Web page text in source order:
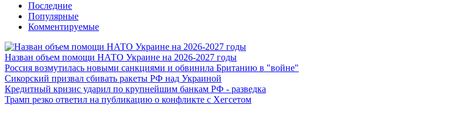
Последние
Популярные
Комментируемые
Назван объем помощи НАТО Украине на 2026-2027 годы
Россия возмутилась новыми санкциями и обвинила Британию в "войне"
Сикорский призвал сбивать ракеты РФ над Украиной
Кредитный кризис ударил по крупнейшим банкам РФ - разведка
Трамп резко ответил на публикацию о конфликте с Хегсетом